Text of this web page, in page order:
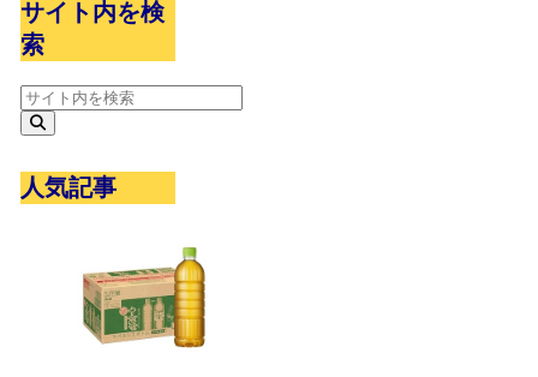
サイト内を検
索
人気記事